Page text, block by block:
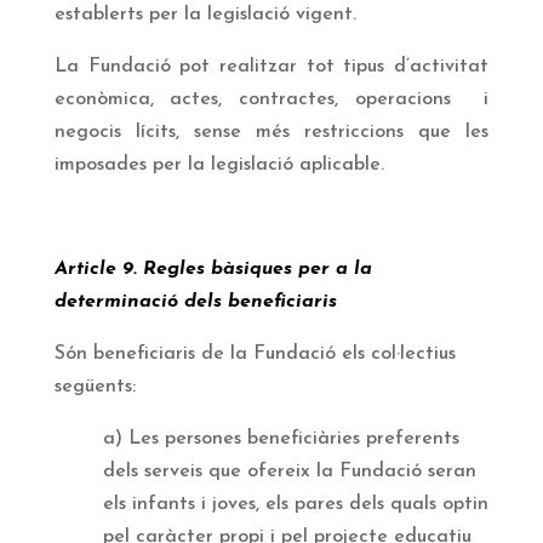
establerts per la legislació vigent.
La Fundació pot realitzar tot tipus d’activitat
econòmica, actes, contractes, operacions i
negocis lícits, sense més restriccions que les
imposades per la legislació aplicable.
Article 9. Regles bàsiques per a la
determinació dels beneficiaris
Són beneficiaris de la Fundació els col·lectius
següents:
a) Les persones beneficiàries preferents
dels serveis que ofereix la Fundació seran
els infants i joves, els pares dels quals optin
pel caràcter propi i pel projecte educatiu